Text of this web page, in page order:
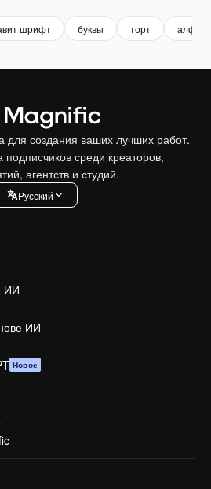
шрифт буквы торт
для создания ваших лучших работ.
среди креаторов,
агентств и студий.
Pусский
ИИ
ИИ
Новое